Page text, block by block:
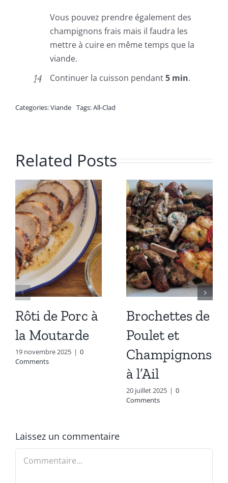
Vous pouvez prendre également des
champignons frais mais il faudra les
mettre à cuire en même temps que la
viande.
Continuer la cuisson pendant5 min.
Categories:Viande Tags:All-Clad
Related Posts
Rôti de Porc à
la Moutarde
19 novembre 2025 | 0
Comments
Brochettes de
Poulet et
Champignons
à l’Ail
20 juillet 2025 | 0
Comments
Laissez un commentaire
Commentaire